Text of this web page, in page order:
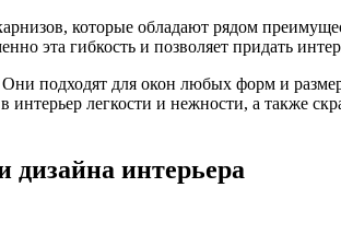
которые обладают рядом
эта гибкость и позволяет придать
подходят для окон любых форм и
легкости и нежности, а также
интерьера